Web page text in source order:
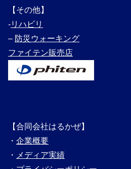
【その他】
‐リハビリ
– 防災ウォーキング
ファイテン販売店
【合同会社はるかぜ】
・ 企業概要
・ メディ ア実績